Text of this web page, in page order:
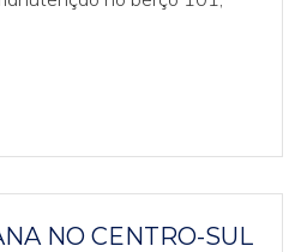
NO CENTRO-SUL